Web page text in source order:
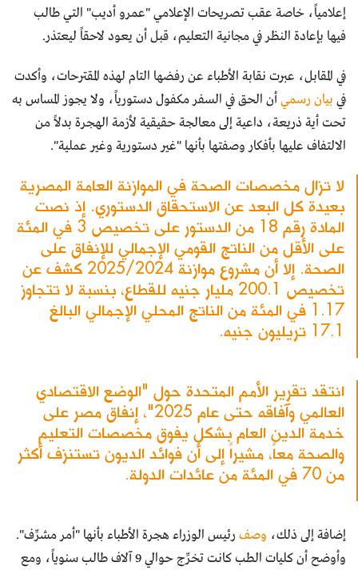
إعلامياً، خاصة عقب تصريحات الإعلامي "عمرو أديب" التي طالب
فيها بإعادة النظر في مجانية التعليم، قبل أن يعود لاحقاً ليعتذر.
في المقابل، عبرت نقابة الأطباء عن رفضها التام لهذه المقترحات، وأكدت
في بيان رسمي أن الحق في السفر مكفول دستورياً، ولا يجوز المساس به
تحت أية ذريعة، داعية إلى معالجة حقيقية لأزمة الهجرة بدلاً من
الالتفاف عليها بأفكار وصفتها بأنها "غير دستورية وغير عملية".
لا تزال مخصصات الصحة في الموازنة العامة المصرية
بعيدة كل البعد عن الاستحقاق الدستوري. إذ نصت
المادة رقم 18 من الدستور على تخصيص 3 في المئة
على الأقل من الناتج القومي الإجمالي للإنفاق على
الصحة. إلا أن مشروع موازنة 2025/2024 كشف عن
تخصيص 200.1 مليار جنيه للقطاع، بنسبة لا تتجاوز
1.17 في المئة من الناتج المحلي الإجمالي البالغ
17.1 تريليون جنيه.
انتقد تقرير الأمم المتحدة حول "الوضع الاقتصادي
العالمي وآفاقه حتى عام 2025"، إنفاق مصر على
خدمة الدين العام بشكل يفوق مخصصات التعليم
والصحة معاً، مشيراً إلى أن فوائد الديون تستنزف أكثر
من 70 في المئة من عائدات الدولة.
إضافة إلى ذلك، وصف رئيس الوزراء هجرة الأطباء بأنها "أمر مشرِّف".
وأوضح أن كليات الطب كانت تخرِّج حوالي 9 آلاف طالب سنوياً، ومع